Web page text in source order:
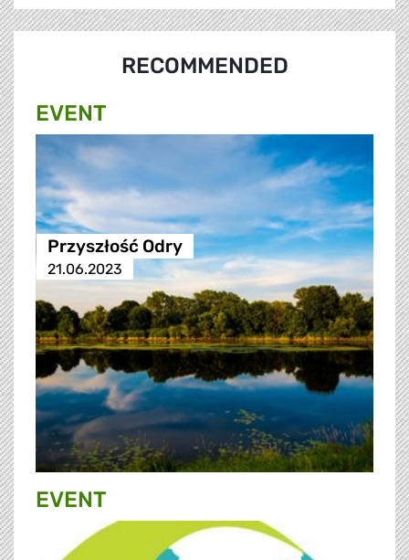
RECOMMENDED
EVENT
Przyszłość Odry
21.06.2023
EVENT